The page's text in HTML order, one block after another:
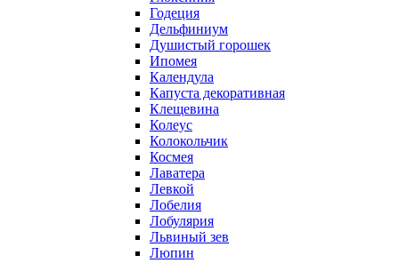
Годеция
Дельфиниум
Душистый горошек
Ипомея
Календула
Капуста декоративная
Клещевина
Колеус
Колокольчик
Космея
Лаватера
Левкой
Лобелия
Лобулярия
Львиный зев
Люпин